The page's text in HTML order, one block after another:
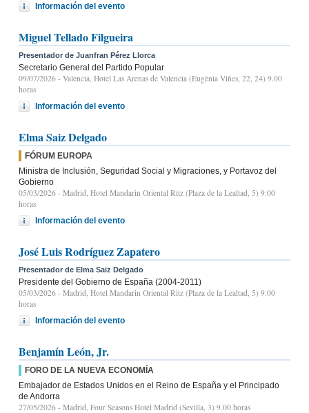
Información del evento
Miguel Tellado Filgueira
Presentador de Juanfran Pérez Llorca
Secretario General del Partido Popular
09/07/2026 - Valencia, Hotel Las Arenas de Valencia (Eugènia Viñes, 22, 24) 9.00
horas
Información del evento
Elma Saiz Delgado
FÓRUM EUROPA
Ministra de Inclusión, Seguridad Social y Migraciones, y Portavoz del
Gobierno
05/03/2026 - Madrid, Hotel Mandarin Oriental Ritz (Plaza de la Lealtad, 5) 9:00
horas
Información del evento
José Luis Rodríguez Zapatero
Presentador de Elma Saiz Delgado
Presidente del Gobierno de España (2004-2011)
05/03/2026 - Madrid, Hotel Mandarin Oriental Ritz (Plaza de la Lealtad, 5) 9:00
horas
Información del evento
Benjamín León, Jr.
FORO DE LA NUEVA ECONOMÍA
Embajador de Estados Unidos en el Reino de España y el Principado
de Andorra
27/05/2026 - Madrid, Four Seasons Hotel Madrid (Sevilla, 3) 9.00 horas